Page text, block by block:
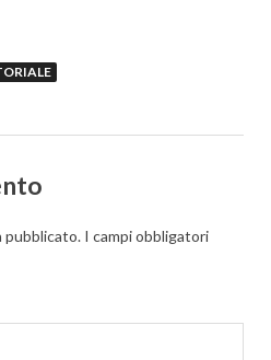
pubblicato. I campi obbligatori